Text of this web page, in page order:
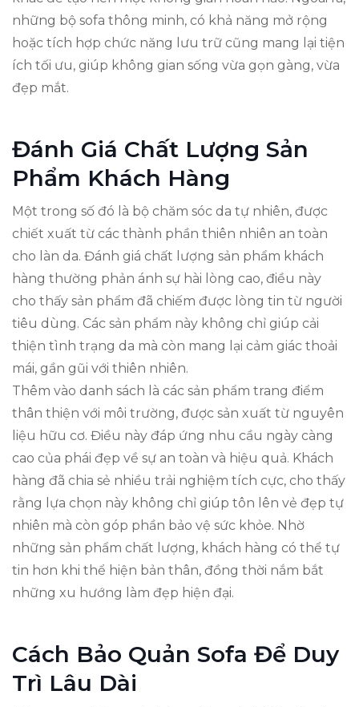
những bộ sofa thông minh, có khả năng mở rộng
hoặc tích hợp chức năng lưu trữ cũng mang lại tiện
ích tối ưu, giúp không gian sống vừa gọn gàng, vừa
đẹp mắt.
Đánh Giá Chất Lượng Sản
Phẩm Khách Hàng
Một trong số đó là bộ chăm sóc da tự nhiên, được
chiết xuất từ các thành phần thiên nhiên an toàn
cho làn da. Đánh giá chất lượng sản phẩm khách
hàng thường phản ánh sự hài lòng cao, điều này
cho thấy sản phẩm đã chiếm được lòng tin từ người
tiêu dùng. Các sản phẩm này không chỉ giúp cải
thiện tình trạng da mà còn mang lại cảm giác thoải
mái, gần gũi với thiên nhiên.
Thêm vào danh sách là các sản phẩm trang điểm
thân thiện với môi trường, được sản xuất từ nguyên
liệu hữu cơ. Điều này đáp ứng nhu cầu ngày càng
cao của phái đẹp về sự an toàn và hiệu quả. Khách
hàng đã chia sẻ nhiều trải nghiệm tích cực, cho thấy
rằng lựa chọn này không chỉ giúp tôn lên vẻ đẹp tự
nhiên mà còn góp phần bảo vệ sức khỏe. Nhờ
những sản phẩm chất lượng, khách hàng có thể tự
tin hơn khi thể hiện bản thân, đồng thời nắm bắt
những xu hướng làm đẹp hiện đại.
Cách Bảo Quản Sofa Để Duy
Trì Lâu Dài